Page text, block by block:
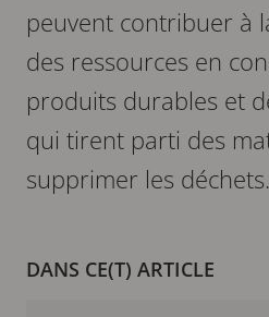
peuvent contribuer à
des ressources en
produits durables et
qui tirent parti des
supprimer les déchets.
DANS CE(T) ARTICLE